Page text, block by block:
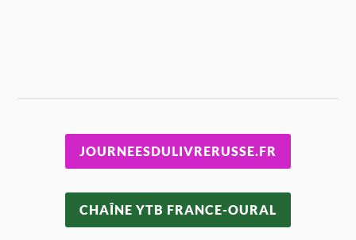
JOURNEESDULIVRERUSSE.FR
CHAÎNE YTB FRANCE-OURAL